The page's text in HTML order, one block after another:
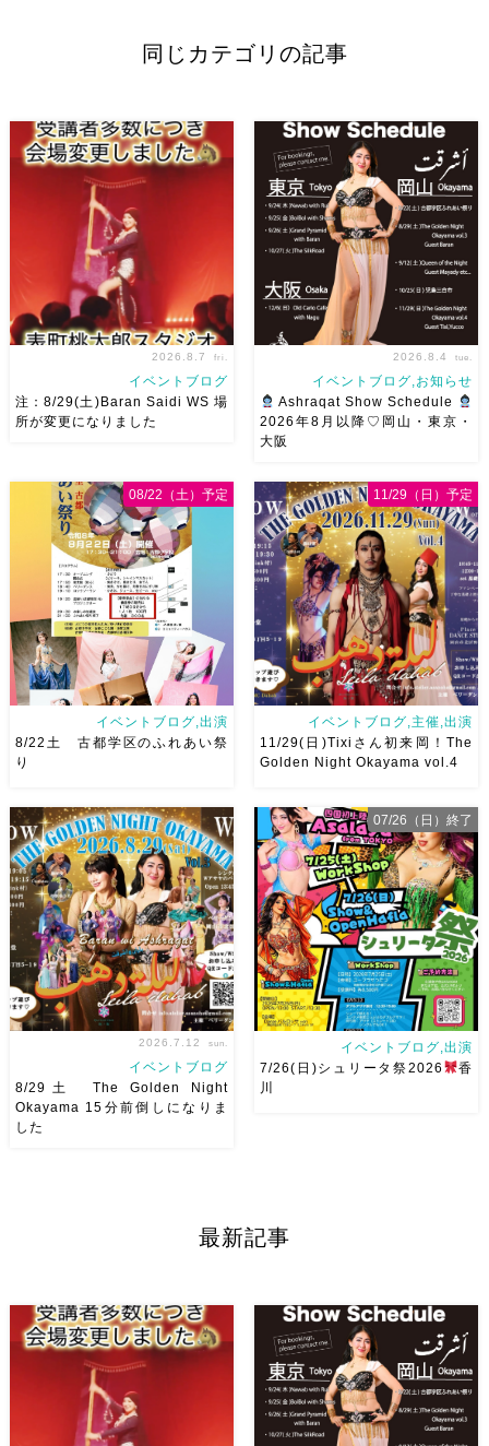
同じカテゴリの記事
申し込み多数につき会場変更し
ました♡ 表町桃太郎スタジオ
岡山県岡山市 北区表町2丁目6-
64 4階 ショー会場から近いの
で、安心♡駅からもバスで天満
屋バスス […]
2026.8.7 fri.
イベントブログ
注：8/29(土)Baran Saidi WS 場
所が変更になりました
です♡皆様にお会いできますよ
うに
ご予約はメッセージく
ださい
お待ちしています
Ashraqat Show Schedule
岡山・8/22(土) […]
2026.8.4 tue.
イベントブログ,お知らせ
Ashraqat Show Schedule
2026年8月以降♡岡山・東京・
大阪
8/22土 古都学区のふれあい祭
りにて踊らせていただきます♡
太鼓も叩くよー！私たちは
18:40頃から出演です屋台も出
てとても楽しいお祭りになりそ
う
私たちも踊った後は祭り
を楽しみます
遊びにいら
[…]
イベントブログ,出演
8/22土 古都学区のふれあい祭
り
08/22（土）予定
2026/11/29(日)Tixiさん初来
岡！The Golden Night
Okayama vol.4 本日8/1よりお
申し込みスタートです
【
Show 】 Guest DancerTixi
[…]
イベントブログ,主催,出演
11/29(日)Tixiさん初来岡！The
Golden Night Okayama vol.4
11/29（日）予定
踊ってくれます♡ 東京から参
2026.7.12 sun.
イベントブログ
8/29土 The Golden Night
Okayama 15分前倒しになりま
した
麻ノ葉からもハフラ出演させて
[…]
イベントブログ,出演
7/26(日)シュリータ祭2026
香
川
07/26（日）終了
最新記事